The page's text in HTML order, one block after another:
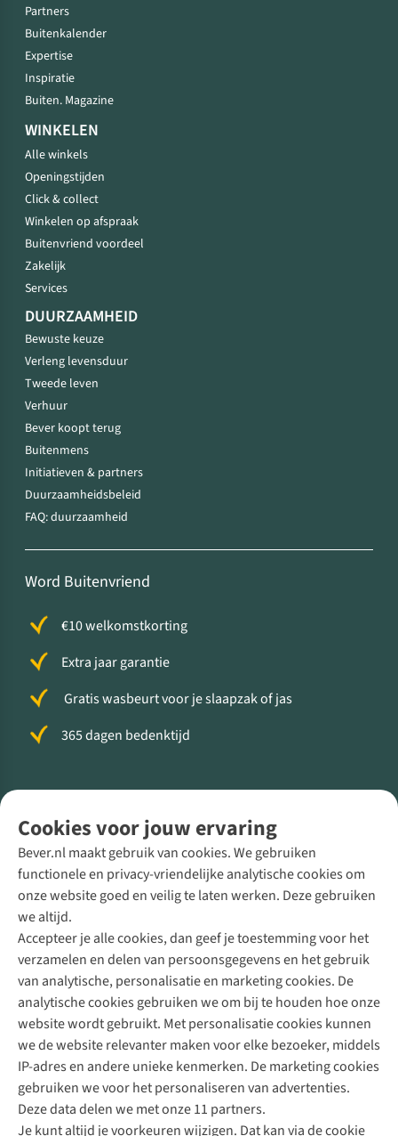
Cookies voor jouw ervaring
Bever.nl maakt gebruik van cookies. We gebruiken
functionele en privacy-vriendelijke analytische cookies om
onze website goed en veilig te laten werken. Deze gebruiken
we altijd.
Accepteer je alle cookies, dan geef je toestemming voor het
verzamelen en delen van persoonsgegevens en het gebruik
van analytische, personalisatie en marketing cookies. De
analytische cookies gebruiken we om bij te houden hoe onze
website wordt gebruikt. Met personalisatie cookies kunnen
we de website relevanter maken voor elke bezoeker, middels
IP-adres en andere unieke kenmerken. De marketing cookies
gebruiken we voor het personaliseren van advertenties.
Deze data delen we met onze 11 partners.
Je kunt altijd je voorkeuren wijzigen. Dat kan via de cookie
Partners
Buitenkalender
Expertise
Inspiratie
Buiten. Magazine
WINKELEN
Alle winkels
Openingstijden
Click & collect
Winkelen op afspraak
Buitenvriend voordeel
Zakelijk
Services
DUURZAAMHEID
Bewuste keuze
Verleng levensduur
Tweede leven
Verhuur
Bever koopt terug
Buitenmens
Initiatieven & partners
Duurzaamheidsbeleid
FAQ: duurzaamheid
Word Buitenvriend
€10 welkomstkorting
Extra jaar garantie
Gratis wasbeurt voor je slaapzak of jas
365 dagen bedenktijd
Direct advies van een Buitenexpert
+31 (0)85 888 50 88
+31 6 12 28 49 80
Contactformulier